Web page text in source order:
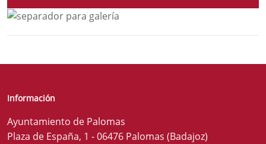
Información
Ayuntamiento de Palomas
Plaza de España, 1 - 06476 Palomas (Badajoz)